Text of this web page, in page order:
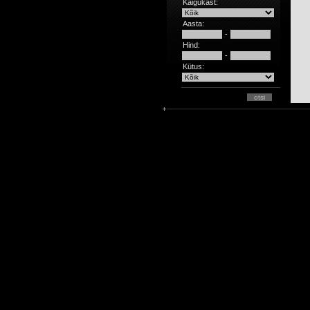
Käigukast:
Aasta:
-
Hind:
-
Kütus: